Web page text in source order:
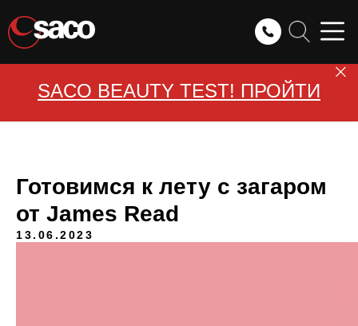
SACO BEAUTY TEST! ПРОЙТИ
Готовимся к лету с загаром
от James Read
13.06.2023